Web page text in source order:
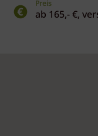
Preis
ab 165,- €,